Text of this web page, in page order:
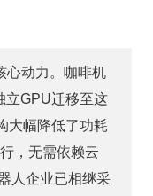
心动力。咖啡机
立GPU迁移至这
大幅降低了功耗
，无需依赖云
人企业已相继采